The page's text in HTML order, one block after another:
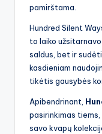
pamirštama.
Hundred Silent
to laiko
saldus, bet ir
kasdieniam
tikėtis gausybės
Apibendrinant,
pasirinkimas tiems,
savo kvapų